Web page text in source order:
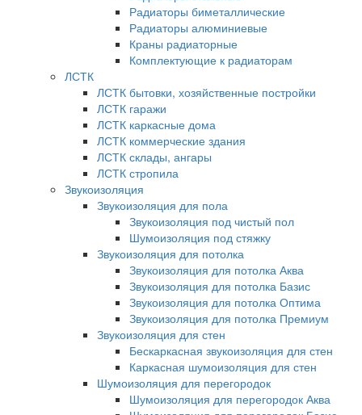
Радиаторы биметаллические
Радиаторы алюминиевые
Краны радиаторные
Комплектующие к радиаторам
ЛСТК
ЛСТК бытовки, хозяйственные постройки
ЛСТК гаражи
ЛСТК каркасные дома
ЛСТК коммерческие здания
ЛСТК склады, ангары
ЛСТК стропила
Звукоизоляция
Звукоизоляция для пола
Звукоизоляция под чистый пол
Шумоизоляция под стяжку
Звукоизоляция для потолка
Звукоизоляция для потолка Аква
Звукоизоляция для потолка Базис
Звукоизоляция для потолка Оптима
Звукоизоляция для потолка Премиум
Звукоизоляция для стен
Бескаркасная звукоизоляция для стен
Каркасная шумоизоляция для стен
Шумоизоляция для перегородок
Шумоизоляция для перегородок Аква